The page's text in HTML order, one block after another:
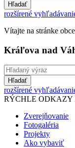
Hľadať
rozšírené
Vítajte na stránke obce
Kráľova nad
Hľadať
rozšírené
RÝCHLE ODKAZY
Zverejňovanie
Fotogaléria
Projekty
Ako vybaviť